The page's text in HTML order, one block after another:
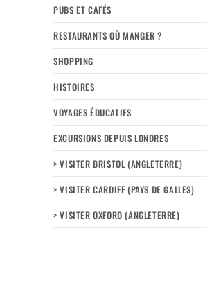
PUBS ET CAFÉS
RESTAURANTS OÙ MANGER ?
SHOPPING
HISTOIRES
VOYAGES ÉDUCATIFS
EXCURSIONS DEPUIS LONDRES
> VISITER BRISTOL (ANGLETERRE)
> VISITER CARDIFF (PAYS DE GALLES)
> VISITER OXFORD (ANGLETERRE)